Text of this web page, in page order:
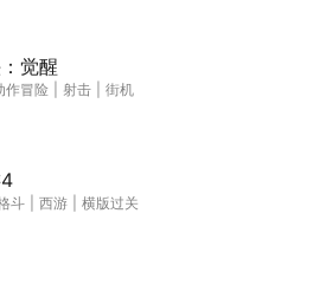
觉醒
作冒险 射击
街机
斗 西游
横版过关